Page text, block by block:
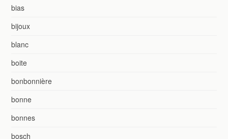
bias
bijoux
blanc
boite
bonbonnière
bonne
bonnes
bosch